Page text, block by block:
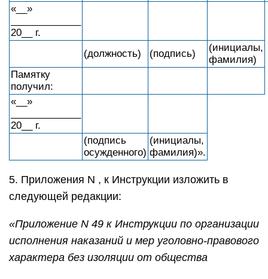
«__»
20__ г.
(должность)
(подпись)
(инициалы,
фамилия)
Памятку
получил:
«__»
20__ г.
(подпись
осужденного)
(инициалы,
фамилия)».
5. Приложения N , к Инструкции изложить в
следующей редакции:
«Приложение N 49 к Инструкции по организации
исполнения наказаний и мер уголовно-правового
характера без изоляции от общества